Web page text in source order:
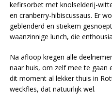
kefirsorbet met knolselderij-
en cranberry-hibiscussaus. Er
geblenderd en stiekem
waanzinnige lunch, die
Na afloop kregen alle
naar huis, om zelf mee te gaan
dit moment al lekker thuis in
weckfles, dat natuurlijk wel.